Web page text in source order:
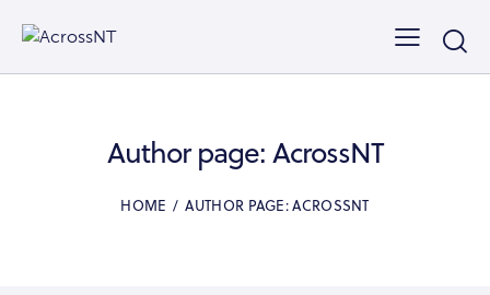
Author page: AcrossNT
HOME AUTHOR PAGE: ACROSSNT